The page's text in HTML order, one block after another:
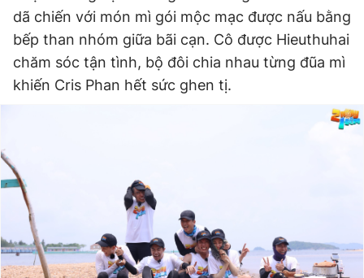
dã chiến với món mì gói mộc mạc được nấu bằng
bếp than nhóm giữa bãi cạn. Cô được Hieuthuhai
chăm sóc tận tình, bộ đôi chia nhau từng đũa mì
khiến Cris Phan hết sức ghen tị.